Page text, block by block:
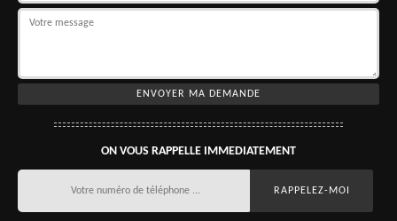
ON VOUS RAPPELLE IMMEDIATEMENT